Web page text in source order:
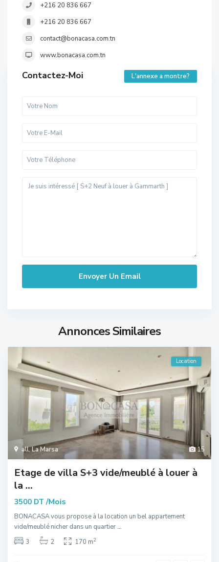
+216 20 836 667
+216 20 836 667
contact@bonacasa.com.tn
www.bonacasa.com.tn
Contactez-Moi L'annexe a montre?
Annonces Similaires
15
all,La Marsa
Location
Etage de villa S+3 vide/meublé à louer à
la ...
3500 DT /Mois
BONACASA vous propose à la location un bel appartement
vide/meublé nicher dans un quartier...
3
2 170 m2